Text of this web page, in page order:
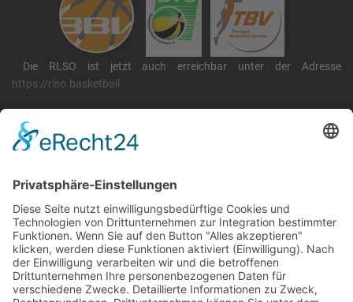
Die RLSO ist jetzt auch erreichbar unter der Adresse
https://rlso.basketball
RLSO Minikalender
August 2026